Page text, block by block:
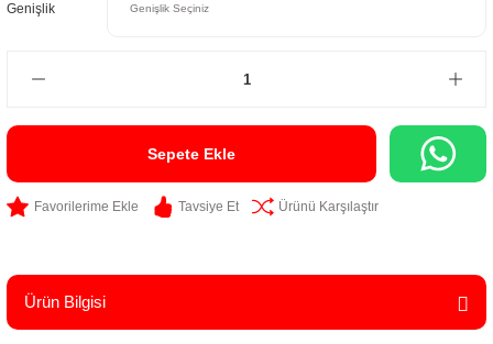
Genişlik
Sepete Ekle
Tavsiye Et Ürünü Karşılaştır
Ürün Bilgisi